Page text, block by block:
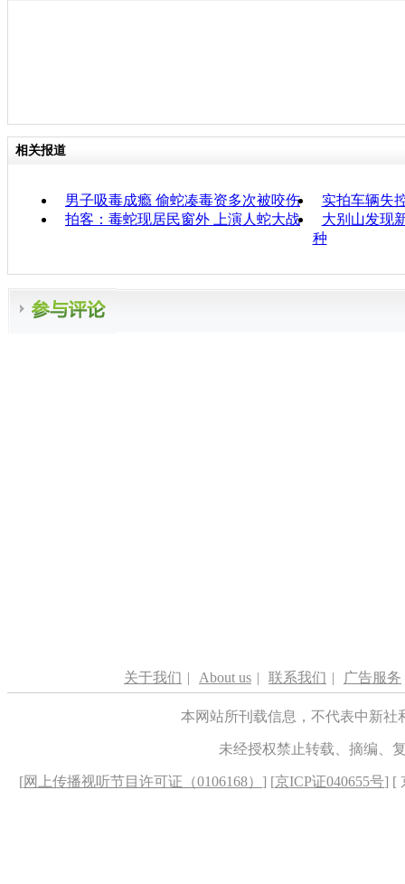
相关报道
男子吸毒成瘾 偷蛇凑毒资多次被咬伤
实拍车辆失
拍客：毒蛇现居民窗外 上演人蛇大战
大别山发现
种
关于我们 | About us | 联系我们 | 广告服务
本网站所刊载信息，不代表中新
未经授权禁止转载、摘编、
[网上传播视听节目许可证（0106168） ] [京ICP证040655号] [